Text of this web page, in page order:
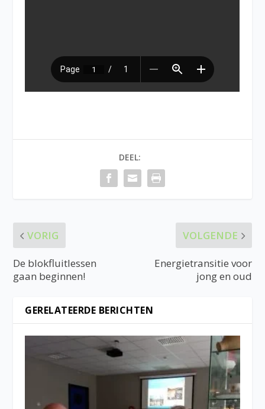
DEEL:
VORIG
De blokfluitlessen
gaan beginnen!
VOLGENDE
Energietransitie voor
jong en oud
GERELATEERDE BERICHTEN